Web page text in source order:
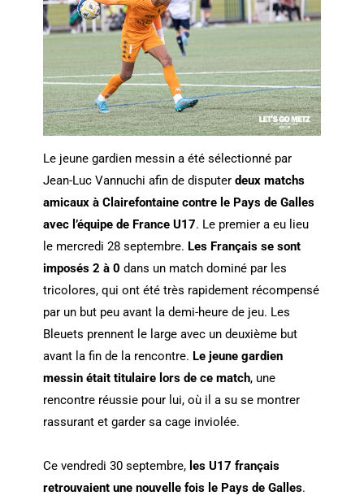
Le jeune gardien messin a été sélectionné par
Jean-Luc Vannuchi afin de disputer deux matchs
amicaux à Clairefontaine contre le Pays de Galles
avec l’équipe de France U17. Le premier a eu lieu
le mercredi 28 septembre. Les Français se sont
imposés 2 à 0 dans un match dominé par les
tricolores, qui ont été très rapidement récompensé
par un but peu avant la demi-heure de jeu. Les
Bleuets prennent le large avec un deuxième but
avant la fin de la rencontre. Le jeune gardien
messin était titulaire lors de ce match, une
rencontre réussie pour lui, où il a su se montrer
rassurant et garder sa cage inviolée.
Ce vendredi 30 septembre, les U17 français
retrouvaient une nouvelle fois le Pays de Galles.